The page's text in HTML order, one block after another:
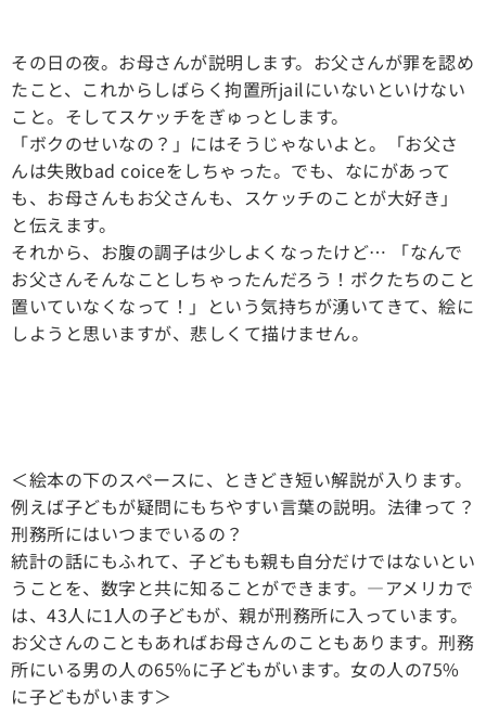
その日の夜。お母さんが説明します。お父さんが罪を認め
たこと、これからしばらく拘置所jailにいないといけない
こと。そしてスケッチをぎゅっとします。
「ボクのせいなの？」にはそうじゃないよと。「お父さ
んは失敗bad coiceをしちゃった。でも、なにがあって
も、お母さんもお父さんも、スケッチのことが大好き」
と伝えます。
それから、お腹の調子は少しよくなったけど… 「なんで
お父さんそんなことしちゃったんだろう！ボクたちのこと
置いていなくなって！」という気持ちが湧いてきて、絵に
しようと思いますが、悲しくて描けません。
＜絵本の下のスペースに、ときどき短い解説が入ります。
例えば子どもが疑問にもちやすい言葉の説明。法律って？
刑務所にはいつまでいるの？
統計の話にもふれて、子どもも親も自分だけではないとい
うことを、数字と共に知ることができます。—アメリカで
は、43人に1人の子どもが、親が刑務所に入っています。
お父さんのこともあればお母さんのこともあります。刑務
所にいる男の人の65%に子どもがいます。女の人の75%
に子どもがいます＞